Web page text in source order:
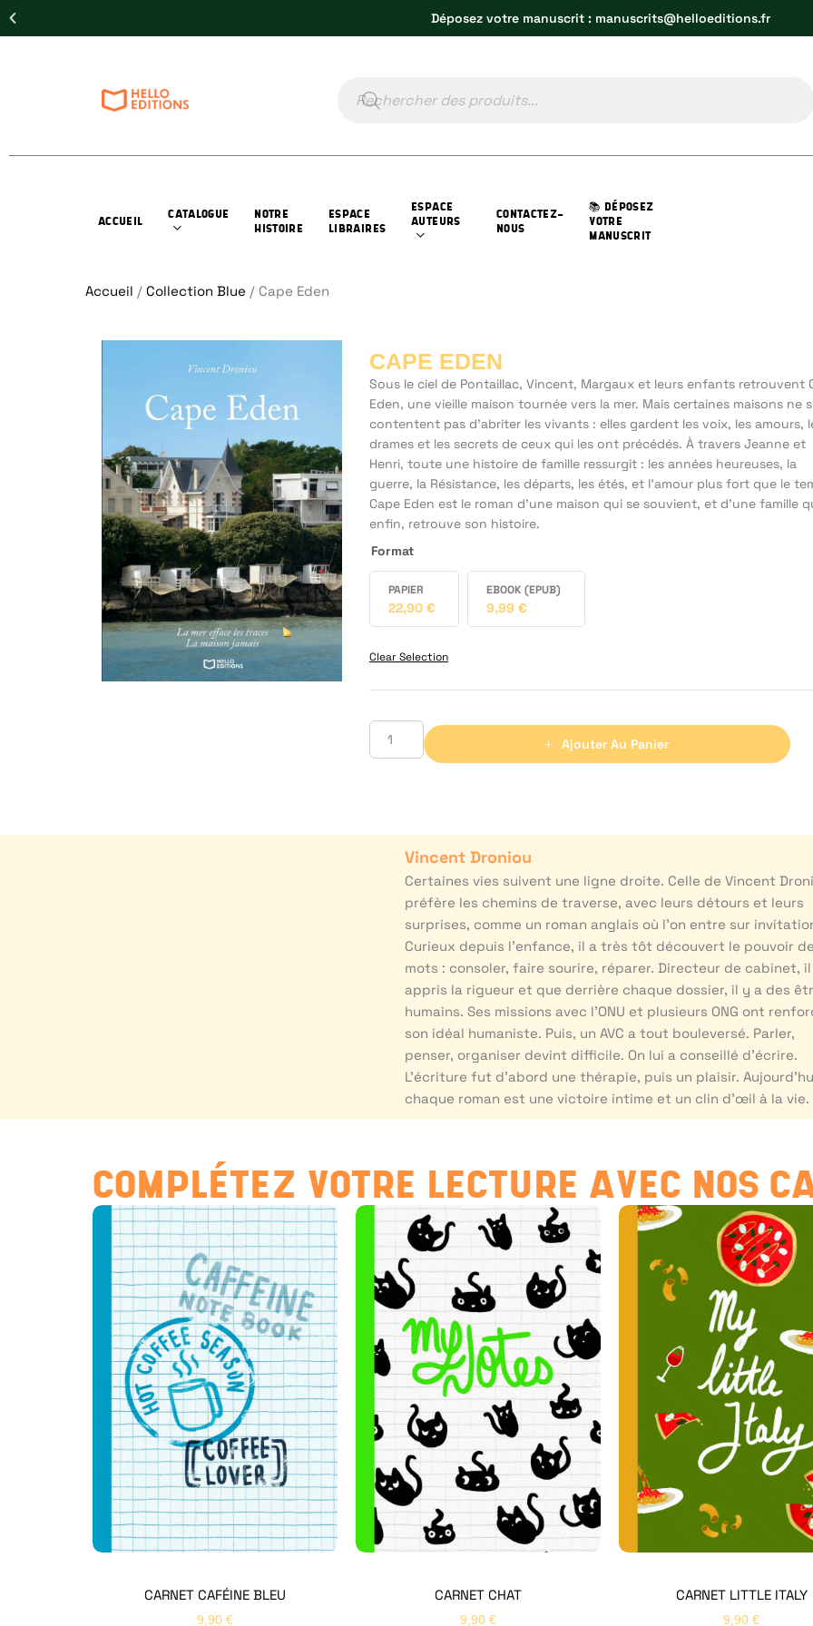
Déposez votre manuscrit : manuscrits@helloeditions.fr
ACCUEIL
CATALOGUE
NOTRE
HISTOIRE
ESPACE
LIBRAIRES
ESPACE
AUTEURS
CONTACTEZ-
NOUS
📚 DÉPOSEZ
VOTRE
MANUSCRIT
Accueil / Collection Blue / Cape Eden
CAPE EDEN
Sous le ciel de Pontaillac, Vincent, Margaux et leurs enfants retrouvent
Eden, une vieille maison tournée vers la mer. Mais certaines maisons ne
contentent pas d’abriter les vivants : elles gardent les voix, les amours,
drames et les secrets de ceux qui les ont précédés. À travers Jeanne et
Henri, toute une histoire de famille ressurgit : les années heureuses, la
guerre, la Résistance, les départs, les étés, et l’amour plus fort que le
Cape Eden est le roman d’une maison qui se souvient, et d’une famille
enfin, retrouve son histoire.
Format
PAPIER
22,90 €
EBOOK (EPUB)
9,99 €
Clear Selection
Ajouter Au Panier
Vincent Droniou
Certaines vies suivent une ligne droite. Celle de Vincent
préfère les chemins de traverse, avec leurs détours et leurs
surprises, comme un roman anglais où l’on entre sur
Curieux depuis l’enfance, il a très tôt découvert le pouvoir
mots : consoler, faire sourire, réparer. Directeur de cabinet,
appris la rigueur et que derrière chaque dossier, il y a des
humains. Ses missions avec l’ONU et plusieurs ONG ont
son idéal humaniste. Puis, un AVC a tout bouleversé. Parler,
penser, organiser devint difficile. On lui a conseillé d’écrire.
L’écriture fut d’abord une thérapie, puis un plaisir.
chaque roman est une victoire intime et un clin d’œil à la vie.
COMPLÉTEZ VOTRE LECTURE AVEC NOS
CARNET CAFÉINE BLEU
9,90 €
CARNET CHAT
9,90 €
CARNET LITTLE ITALY
9,90 €